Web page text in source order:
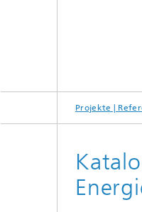
ÜBER UNS
Bauakustik
Projekte |